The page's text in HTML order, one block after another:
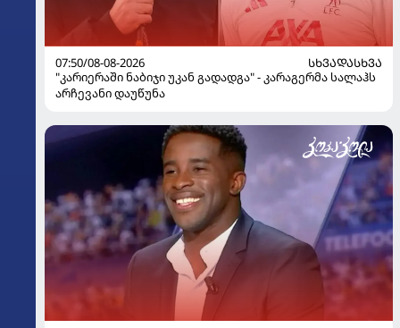
07:50/08-08-2026
ᲡᲮᲕᲐᲓᲐᲡᲮᲕᲐ
"კარიერაში ნაბიჯი უკან გადადგა" - კარაგერმა სალაჰს
არჩევანი დაუწუნა